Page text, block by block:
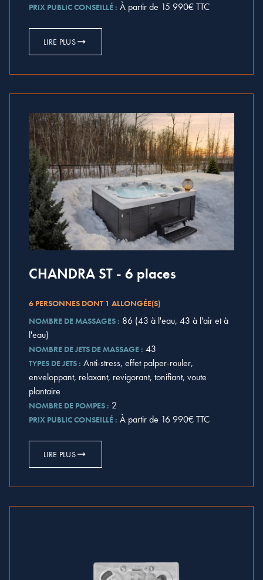
PRIX PUBLIC CONSEILLÉ : À partir de 15 990€ TTC
LIRE PLUS
CHANDRA ST - 6 places
6 PERSONNES DONT 1 ALLONGÉE(S)
NOMBRE DE MASSAGES : 86 (43 à l'eau, 43 à l'air et à
l'eau)
NOMBRE DE JETS DE MASSAGE : 43
TYPES DE JETS : Anti-stress, effet palper-rouler,
enveloppant, relaxant, revigorant, tonifiant, voute
plantaire
NOMBRE DE POMPES : 2
PRIX PUBLIC CONSEILLÉ : À partir de 16 990€ TTC
LIRE PLUS